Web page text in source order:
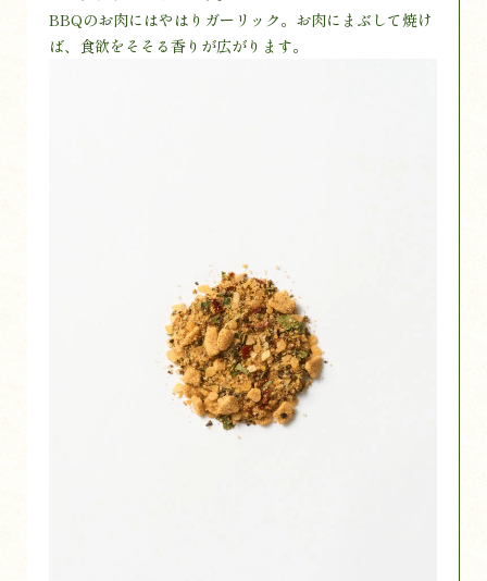
BBQのお肉にはやはりガーリック。お肉にまぶして焼け
ば、食欲をそそる香りが広がります。